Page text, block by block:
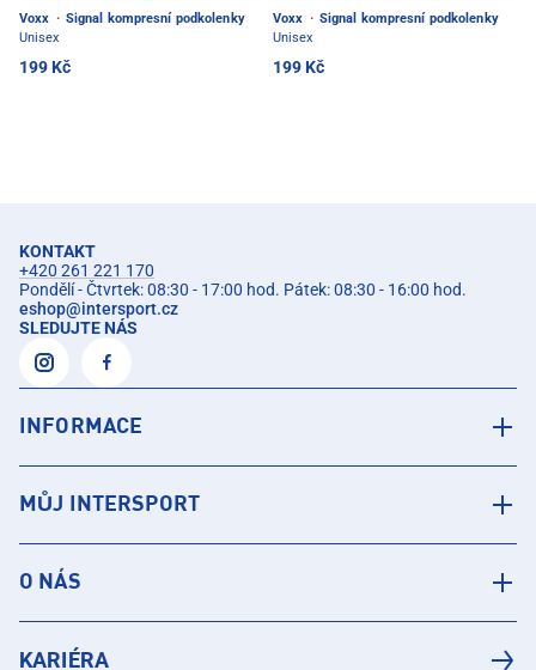
Voxx · Signal kompresní podkolenky
Unisex
199 Kč
Voxx · Signal kompresní podkolenky
Unisex
199 Kč
KONTAKT
+420 261 221 170
Pondělí - Čtvrtek: 08:30 - 17:00 hod. Pátek: 08:30 - 16:00 hod.
eshop@intersport.cz
SLEDUJTE NÁS
INFORMACE
MŮJ INTERSPORT
O NÁS
KARIÉRA